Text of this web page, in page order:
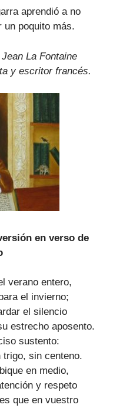
aprendió a no
un poquito más.
La Fontaine
y escritor francés.
en verso de
verano entero,
el invierno;
el silencio
estrecho aposento.
sustento:
sin centeno.
en medio,
y respeto
que en vuestro